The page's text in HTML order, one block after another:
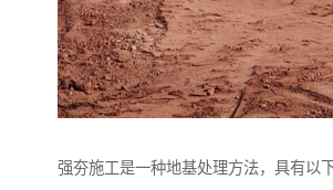
强夯施工是一种地基处理方法，具有以下